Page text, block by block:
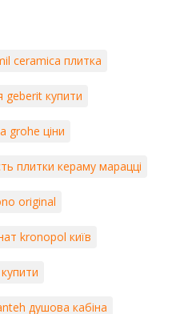
ceramica плитка
geberit купити
grohe ціни
плитки кераму марацці
original
kronopol київ
душова кабіна